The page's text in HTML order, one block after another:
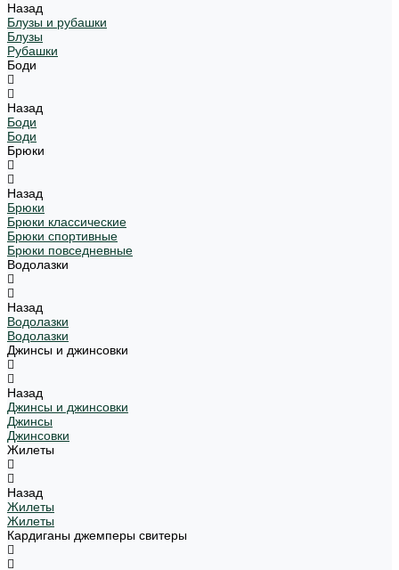
Назад
Блузы и рубашки
Блузы
Рубашки
Боди
Назад
Боди
Боди
Брюки
Назад
Брюки
Брюки классические
Брюки спортивные
Брюки повседневные
Водолазки
Назад
Водолазки
Водолазки
Джинсы и джинсовки
Назад
Джинсы и джинсовки
Джинсы
Джинсовки
Жилеты
Назад
Жилеты
Жилеты
Кардиганы джемперы свитеры